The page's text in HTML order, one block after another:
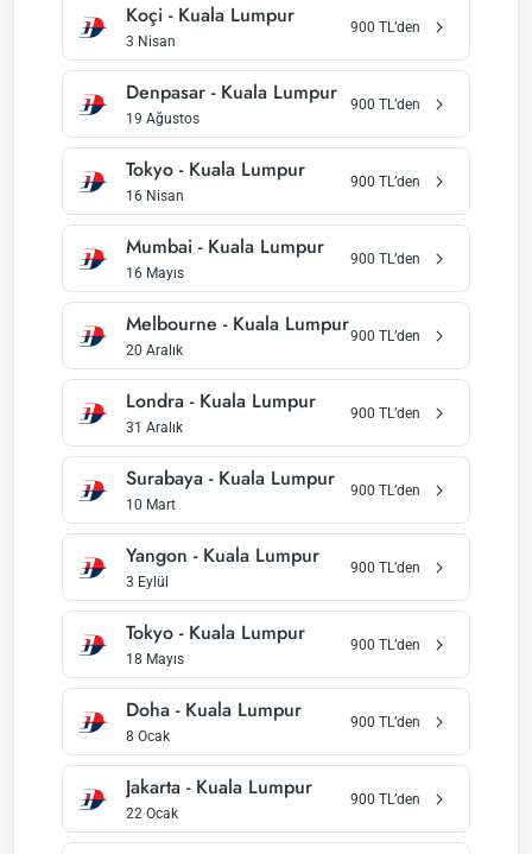
Koçi - Kuala Lumpur
3 Nisan
900 TL’den
Denpasar - Kuala Lumpur
19 Ağustos
900 TL’den
Tokyo - Kuala Lumpur
16 Nisan
900 TL’den
Mumbai - Kuala Lumpur
16 Mayıs
900 TL’den
Melbourne - Kuala Lumpur
20 Aralık
900 TL’den
Londra - Kuala Lumpur
31 Aralık
900 TL’den
Surabaya - Kuala Lumpur
10 Mart
900 TL’den
Yangon - Kuala Lumpur
3 Eylül
900 TL’den
Tokyo - Kuala Lumpur
18 Mayıs
900 TL’den
Doha - Kuala Lumpur
8 Ocak
900 TL’den
Jakarta - Kuala Lumpur
22 Ocak
900 TL’den